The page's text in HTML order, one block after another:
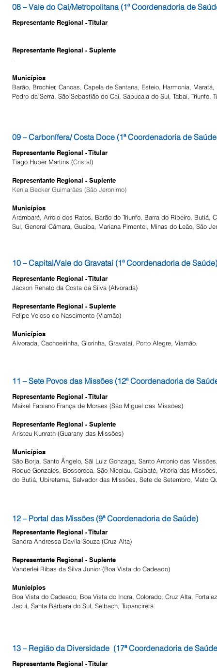
08 – Vale do Caí/Metropolitana (1ª Coordenadoria de
Representante Regional - Titular
Representante Regional - Suplente
-
Municípios
Barão, Brochier, Canoas, Capela de Santana, Esteio, Harmonia,
Pedro da Serra, São Sebastião do Caí, Sapucaia do Sul, Tabaí, Triunfo,
09 – Carbonífera/ Costa Doce (1ª Coordenadoria de
Representante Regional - Titular
Tiago Huber Martins (Cristal)
Representante Regional - Suplente
Kenia Becker Guimarães (São Jeronimo)
Municípios
Arambaré, Arroio dos Ratos, Barão do Triunfo, Barra do Ribeiro, Butiá,
Sul, General Câmara, Guaíba, Mariana Pimentel, Minas do Leão, São
10 – Capital/Vale do Gravataí (1ª Coordenadoria de Saúde)
Representante Regional - Titular
Jacson Renato da Costa da Silva (Alvorada)
Representante Regional - Suplente
Felipe Veloso do Nascimento (Viamão)
Municípios
Alvorada, Cachoeirinha, Glorinha, Gravataí, Porto Alegre, Viamão.
11 – Sete Povos das Missões (12ª Coordenadoria de
Representante Regional - Titular
Maikel Fabiano França de Moraes (São Miguel das Missões)
Representante Regional - Suplente
Aristeu Kunrath (Guarany das Missões)
Municípios
São Borja, Santo Ângelo, Sãi Luiz Gonzaga, Santo Antonio das
Roque Gonzales, Bossoroca, São Nicolau, Caibaté, Vitória das
do Butiá, Ubiretama, Salvador das Missões, Sete de Setembro, Mato
12 – Portal das Missões (9ª Coordenadoria de Saúde)
Representante Regional - Titular
Sandra Andressa Davila Souza (Cruz Alta)
Representante Regional - Suplente
Vanderlei Ribas da Silva Junior (Boa Vista do Cadeado)
Municípios
Boa Vista do Cadeado, Boa Vista do Incra, Colorado, Cruz Alta,
Jacuí, Santa Bárbara do Sul, Selbach, Tupanciretã.
13 – Região da Diversidade (17ª Coordenadoria de
Representante Regional - Titular